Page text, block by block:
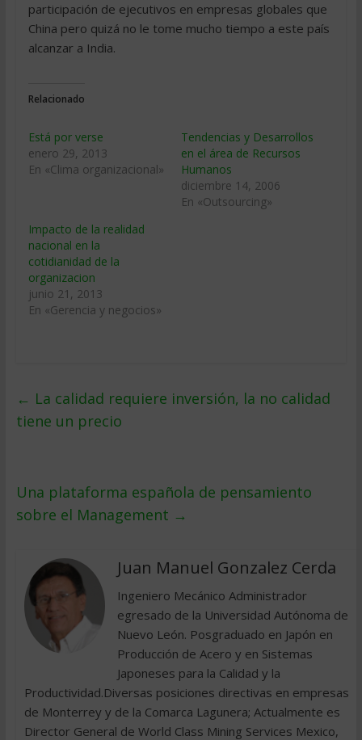
participación de ejecutivos en empresas globales que
China pero quizá no le tome mucho tiempo a este país
alcanzar a India.
Relacionado
Está por verse
enero 29, 2013
En «Clima organizacional»
Tendencias y Desarrollos
en el área de Recursos
Humanos
diciembre 14, 2006
En «Outsourcing»
Impacto de la realidad
nacional en la
cotidianidad de la
organizacion
junio 21, 2013
En «Gerencia y negocios»
← La calidad requiere inversión, la no calidad
tiene un precio
Una plataforma española de pensamiento
sobre el Management →
Juan Manuel Gonzalez Cerda
Ingeniero Mecánico Administrador
egresado de la Universidad Autónoma de
Nuevo León. Posgraduado en Japón en
Producción de Acero y en Sistemas
Japoneses para la Calidad y la
Productividad.Diversas posiciones directivas en empresas
de Monterrey y de la Comarca Lagunera; Actualmente es
Director General de World Class Mining Services Mexico,